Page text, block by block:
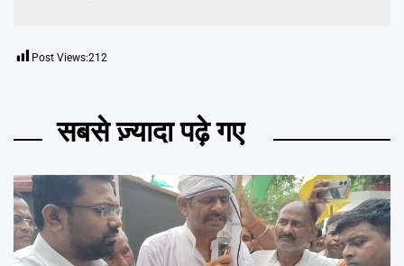
Post Views:212
सबसे ज़्यादा पढ़े गए